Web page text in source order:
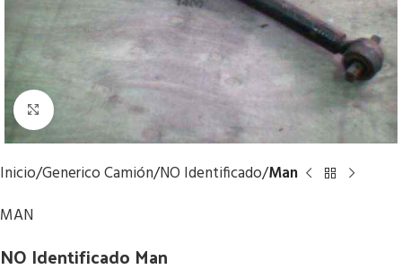
Click to enlarge
Inicio Generico Camión NO Identificado Man
MAN
NO Identificado Man